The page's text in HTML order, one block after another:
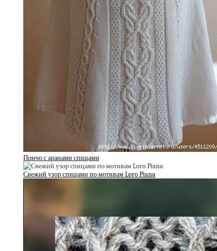
Пончо с аранами спицами
Свежий узор спицами по мотивам Loro Piana